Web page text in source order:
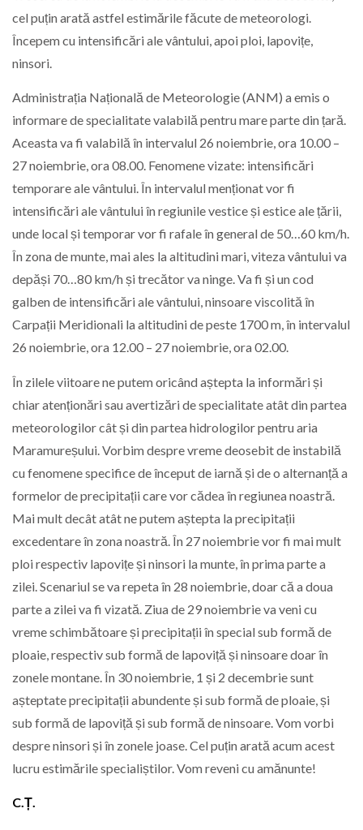
cel puțin arată astfel estimările făcute de meteorologi.
Începem cu intensificări ale vântului, apoi ploi, lapovițe,
ninsori.
Administrația Națională de Meteorologie (ANM) a emis o
informare de specialitate valabilă pentru mare parte din țară.
Aceasta va fi valabilă în intervalul 26 noiembrie, ora 10.00 –
27 noiembrie, ora 08.00. Fenomene vizate: intensificări
temporare ale vântului. În intervalul menționat vor fi
intensificări ale vântului în regiunile vestice și estice ale țării,
unde local și temporar vor fi rafale în general de 50…60 km/h.
În zona de munte, mai ales la altitudini mari, viteza vântului va
depăși 70…80 km/h și trecător va ninge. Va fi și un cod
galben de intensificări ale vântului, ninsoare viscolită în
Carpații Meridionali la altitudini de peste 1700 m, în intervalul
26 noiembrie, ora 12.00 – 27 noiembrie, ora 02.00.
În zilele viitoare ne putem oricând aștepta la informări și
chiar atenționări sau avertizări de specialitate atât din partea
meteorologilor cât și din partea hidrologilor pentru aria
Maramureșului. Vorbim despre vreme deosebit de instabilă
cu fenomene specifice de început de iarnă și de o alternanță a
formelor de precipitații care vor cădea în regiunea noastră.
Mai mult decât atât ne putem aștepta la precipitații
excedentare în zona noastră. În 27 noiembrie vor fi mai mult
ploi respectiv lapovițe și ninsori la munte, în prima parte a
zilei. Scenariul se va repeta în 28 noiembrie, doar că a doua
parte a zilei va fi vizată. Ziua de 29 noiembrie va veni cu
vreme schimbătoare și precipitații în special sub formă de
ploaie, respectiv sub formă de lapoviță și ninsoare doar în
zonele montane. În 30 noiembrie, 1 și 2 decembrie sunt
așteptate precipitații abundente și sub formă de ploaie, și
sub formă de lapoviță și sub formă de ninsoare. Vom vorbi
despre ninsori și în zonele joase. Cel puțin arată acum acest
lucru estimările specialiștilor. Vom reveni cu amănunte!
C.Ț.